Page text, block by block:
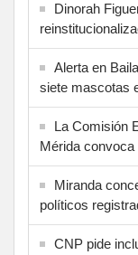
Dinorah
Alerta en
siete mascotas
La Comisión
Mérida
Miranda
políticos
CNP pide